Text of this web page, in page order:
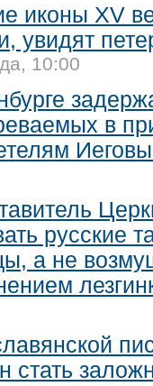
иконы XV
увидят
10:00
в
русские
а не
стать